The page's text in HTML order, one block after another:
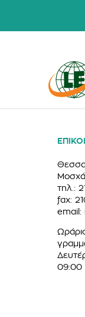
τηλ.:
fax:
email:
09:00